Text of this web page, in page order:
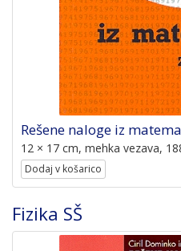
Rešene naloge iz
12 × 17 cm, mehka vezava,
Dodaj v košarico
Fizika SŠ